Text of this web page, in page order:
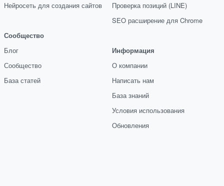
Нейросеть для создания сайтов
Сообщество
Блог
Сообщество
База статей
Проверка позиций (LINE)
SEO расширение для Chrome
Информация
О компании
Написать нам
База знаний
Условия использования
Обновления